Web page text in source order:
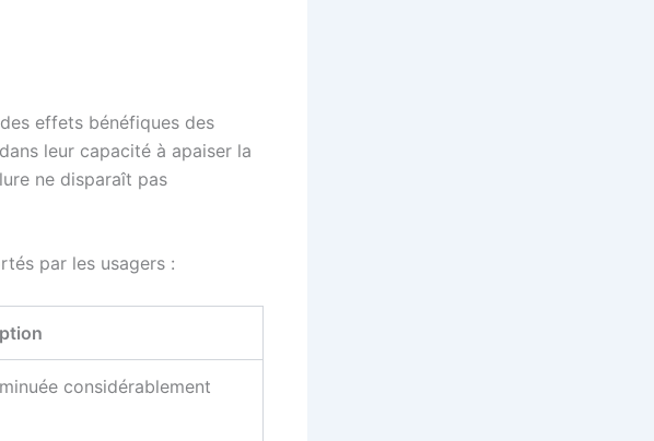
effets bénéfiques des
leur capacité à apaiser la
ne disparaît pas
par les usagers :
considérablement